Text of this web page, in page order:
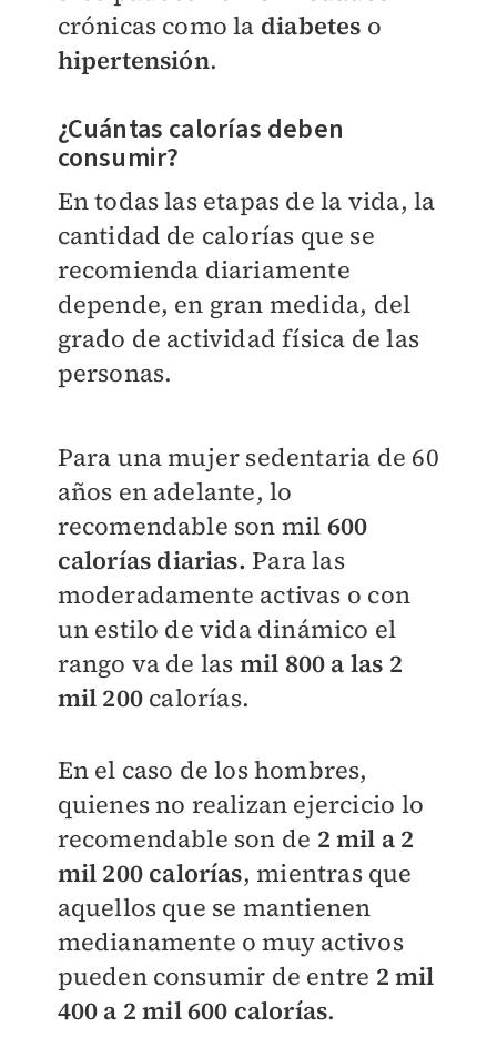
crónicas como la diabetes o
hipertensión.
¿Cuántas calorías deben
consumir?
En todas las etapas de la vida, la
cantidad de calorías que se
recomienda diariamente
depende, en gran medida, del
grado de actividad física de las
personas.
Para una mujer sedentaria de 60
años en adelante, lo
recomendable son mil 600
calorías diarias. Para las
moderadamente activas o con
un estilo de vida dinámico el
rango va de las mil 800 a las 2
mil 200calorías.
En el caso de los hombres,
quienes no realizan ejercicio lo
recomendable son de 2 mil a 2
mil 200 calorías, mientras que
aquellos que se mantienen
medianamente o muy activos
pueden consumir de entre 2 mil
400 a 2 mil 600 calorías.